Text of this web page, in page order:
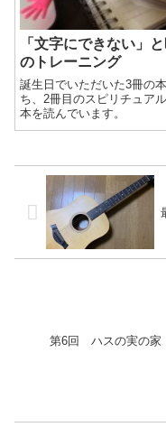
「文字にできない」と
のトレーニング
誕生日でいただいた3冊の
ち、2冊目のスピリチュア
本を読んでいます。
第6回 ハスの実の家